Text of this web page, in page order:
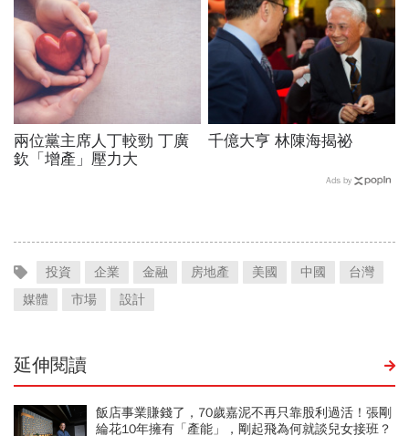
兩位黨主席人丁較勁 丁廣
欽「增產」壓力大
千億大亨 林陳海揭祕
Ads by
投資 企業 金融 房地產 美國 中國
台灣
媒體
市場 設計
延伸閱讀
飯店事業賺錢了，70歲嘉泥不再只靠股利過活！張剛
綸花10年擁有「產能」，剛起飛為何就談兒女接班？